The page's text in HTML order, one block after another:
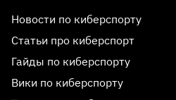
Новости по киберспорту
Статьи про киберспорт
Гайды по киберспорту
Вики по киберспорту